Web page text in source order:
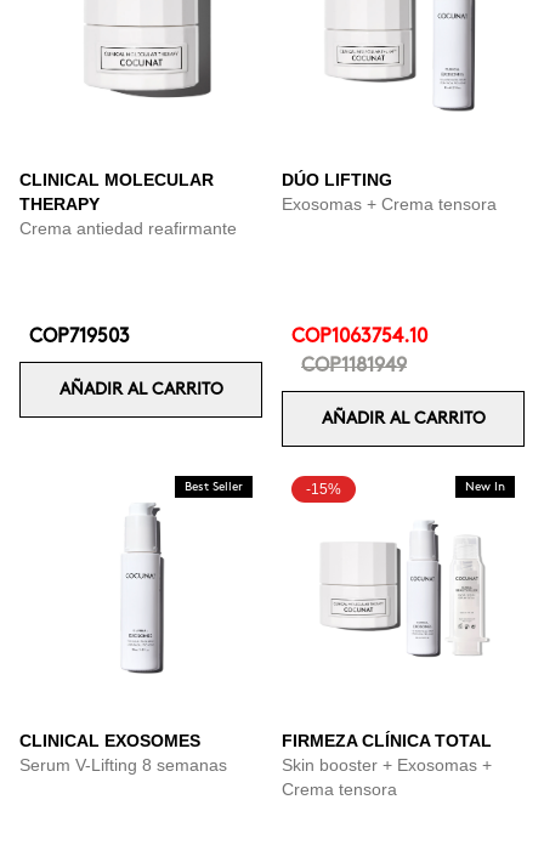
CLINICAL MOLECULAR
THERAPY
Crema antiedad reafirmante
COP719503
AÑADIR AL CARRITO
DÚO LIFTING
Exosomas + Crema tensora
COP1063754.10
COP1181949
AÑADIR AL CARRITO
Best Seller
CLINICAL EXOSOMES
Serum V-Lifting 8 semanas
-15% New In
FIRMEZA CLÍNICA TOTAL
Skin booster + Exosomas +
Crema tensora